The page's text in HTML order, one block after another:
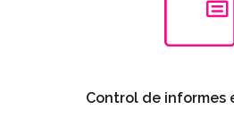
Control de informes